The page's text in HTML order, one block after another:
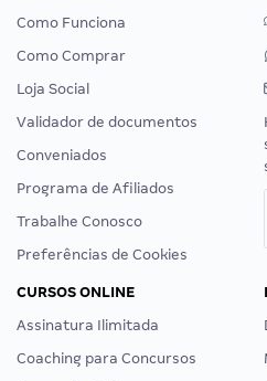
Como Funciona
Como Comprar
Loja Social
Validador de documentos
Conveniados
Programa de Afiliados
Trabalhe Conosco
Preferências de Cookies
CURSOS ONLINE
Assinatura Ilimitada
Coaching para Concursos